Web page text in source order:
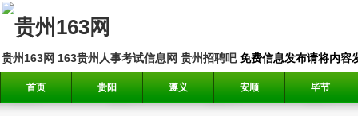
贵州163网 163贵州人事考试信息网 贵州招聘吧免费信息发布请将内容
首页 贵阳 遵义 安顺 毕节